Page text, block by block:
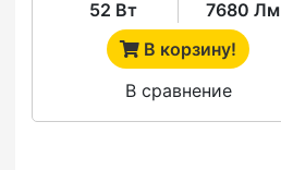
52 Вт
7680 Лм
В корзину!
В сравнение